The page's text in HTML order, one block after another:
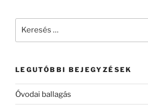
LEGUTÓBBI BEJEGYZÉSEK
Óvodai ballagás